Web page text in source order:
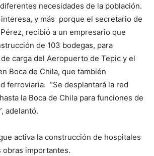
necesidades de la población.
y más porque el secretario de
recibió a un empresario que
de 103 bodegas, para
carga del Aeropuerto de Tepic y el
Boca de Chila, que también
ferroviaria. “Se desplantará la red
la Boca de Chila para funciones de
adelantó.
activa la construcción de hospitales
obras importantes.